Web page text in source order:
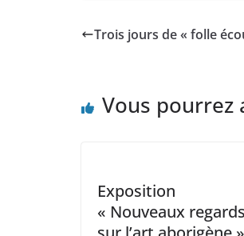
Trois jours de « folle
Vous pourrez
Exposition
« Nouveaux regards